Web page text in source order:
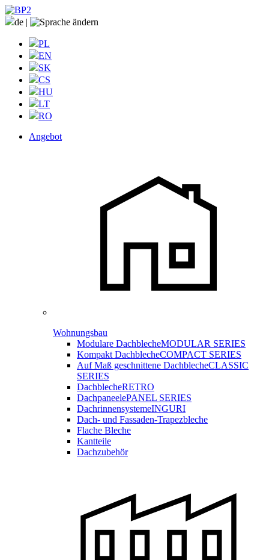
de |
PL
EN
SK
CS
HU
LT
RO
Angebot
Wohnungsbau
Modulare DachblecheMODULAR SERIES
Kompakt DachblecheCOMPACT SERIES
Auf Maß geschnittene DachblecheCLASSIC
SERIES
DachblecheRETRO
DachpaneelePANEL SERIES
DachrinnensystemeINGURI
Dach- und Fassaden-Trapezbleche
Flache Bleche
Kantteile
Dachzubehör